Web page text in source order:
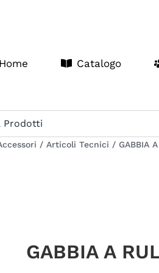
Home Catalogo
/ Articoli Tecnici / GABBIA
GABBIA A